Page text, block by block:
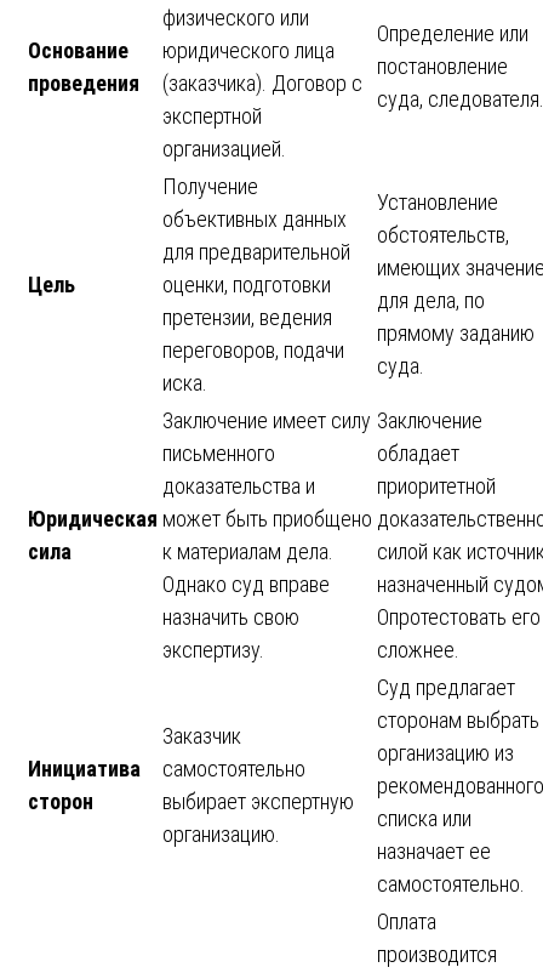
Основание
проведения
физического или
юридического лица
(заказчика). Договор с
экспертной
организацией.
Определение или
постановление
суда, следователя.
Цель
Получение
объективных данных
для предварительной
оценки, подготовки
претензии, ведения
переговоров, подачи
иска.
Установление
обстоятельств,
имеющих
для дела, по
прямому заданию
суда.
Юридическая
сила
Заключение имеет силу
письменного
доказательства и
может быть приобщено
к материалам дела.
Однако суд вправе
назначить свою
экспертизу.
Заключение
обладает
приоритетной
силой как
назначенный
Опротестовать его
сложнее.
Инициатива
сторон
Заказчик
самостоятельно
выбирает экспертную
организацию.
Суд предлагает
сторонам выбрать
организацию из
рекомендованного
списка или
назначает ее
самостоятельно.
Оплата
производится